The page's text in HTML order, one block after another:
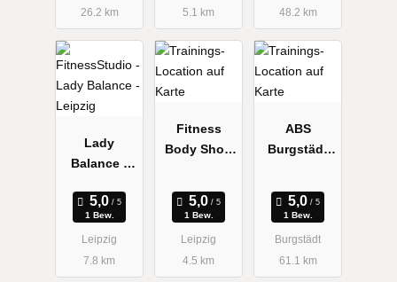
26.2 km
5.1 km
48.2 km
Lady
Balance -
1 Bew.
Leipzig
7.8 km
Fitness
Body Shop
1 Bew.
Leipzig
4.5 km
ABS
Burgstädt
GmbH
1 Bew.
Burgstädt
61.1 km